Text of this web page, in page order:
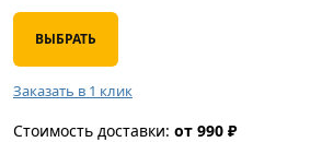
ВЫБРАТЬ
Заказать в 1 клик
Стоимость доставки: от 990 ₽